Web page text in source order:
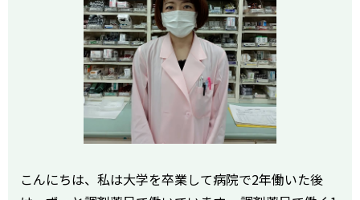
こんにちは、私は大学を卒業して病院で2年働いた後